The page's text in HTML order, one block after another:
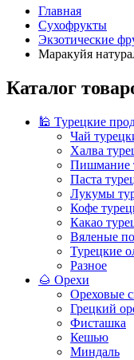
Главная
Сухофрукты
Экзотические
Маракуйя
Каталог
🕌 Турецкие
Чай
Халва
Пишмание
Паста
Лукумы
Кофе
Какао
Вяленые
Турецкие
Разное
🌰 Орехи
Ореховые
Грецкий
Фисташка
Кешью
Миндаль